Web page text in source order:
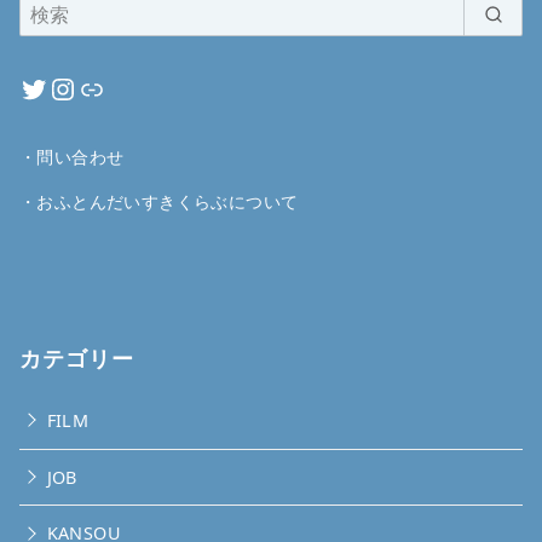
・ 問い合わせ
・ おふとんだいすきくらぶについて
カテゴリー
FILM
JOB
KANSOU